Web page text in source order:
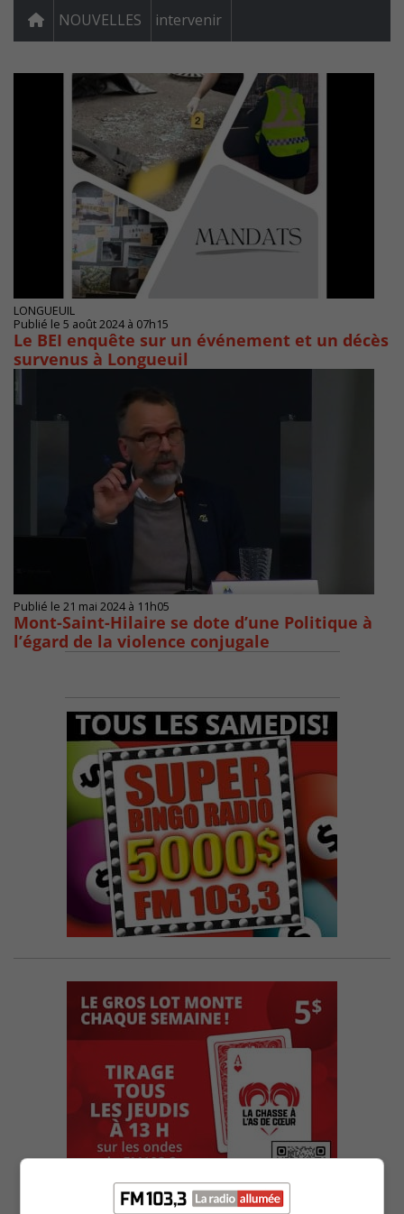
NOUVELLES intervenir
LONGUEUIL
Publié le 5 août 2024 à 07h15
Le BEI enquête sur un événement et un décès
survenus à Longueuil
Publié le 21 mai 2024 à 11h05
Mont-Saint-Hilaire se dote d’une Politique à
l’égard de la violence conjugale